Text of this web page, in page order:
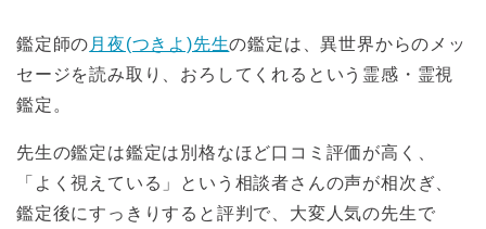
鑑定師の 月夜(つきよ)先生の鑑定は、異世界からのメッ
セージを読み取り、おろしてくれるという霊感・霊視
鑑定。
先生の鑑定は鑑定は別格なほど口コミ評価が高く、
「よく視えている」という相談者さんの声が相次ぎ、
鑑定後にすっきりすると評判で、大変人気の先生で